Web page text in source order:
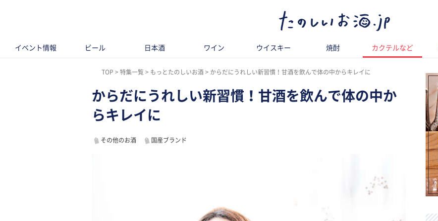
イベント情報 ビール 日本酒 ワイン ウイスキー 焼酎 カクテルなど
TOP 特集一覧 もっとたのしいお酒 からだにうれしい新習慣！甘酒を飲んで体の中からキレイに
からだにうれしい新習慣！甘酒を飲んで体の中か
らキレイに
その他のお酒 国産ブランド